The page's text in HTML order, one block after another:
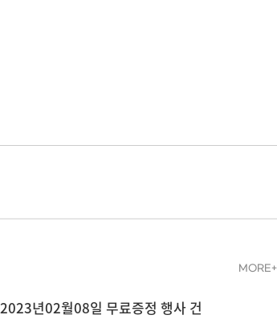
MORE+
2023년02월08일 무료증정 행사 건